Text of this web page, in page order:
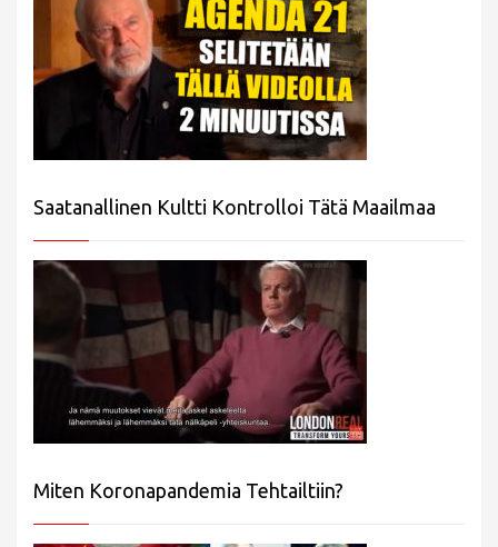
Saatanallinen Kultti Kontrolloi Tätä Maailmaa
Miten Koronapandemia Tehtailtiin?